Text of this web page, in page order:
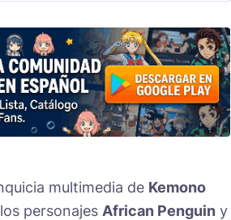
multimedia de Kemono
personajes African Penguin y